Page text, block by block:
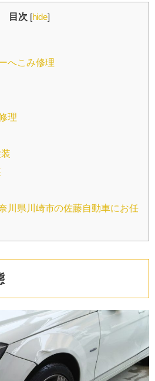
目次 [hide]
へこみ修理
理
川県川崎市の佐藤自動車にお任